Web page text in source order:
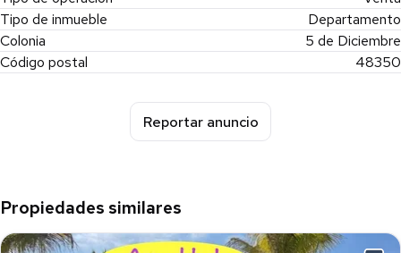
Tipo de inmueble
Departamento
Colonia
5 de Diciembre
Código postal
48350
Reportar anuncio
Propiedades similares